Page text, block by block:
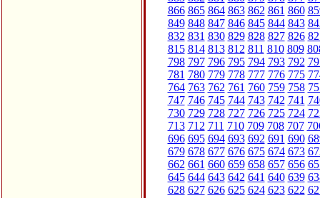
866 865 864 863 862 861 860
849 848 847 846 845 844 843
832 831 830 829 828 827 826
815 814 813 812 811 810 809
798 797 796 795 794 793 792
781 780 779 778 777 776 775
764 763 762 761 760 759 758
747 746 745 744 743 742 741
730 729 728 727 726 725 724
713 712 711 710 709 708 707
696 695 694 693 692 691 690
679 678 677 676 675 674 673
662 661 660 659 658 657 656
645 644 643 642 641 640 639
628 627 626 625 624 623 622